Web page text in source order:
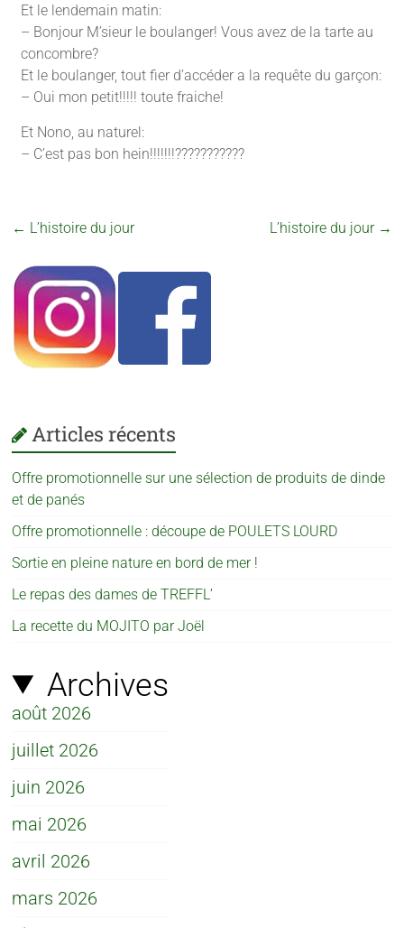
Et le lendemain matin:
– Bonjour M’sieur le boulanger! Vous avez de la tarte au
concombre?
Et le boulanger, tout fier d’accéder a la requête du garçon:
– Oui mon petit!!!!! toute fraiche!
Et Nono, au naturel:
– C’est pas bon hein!!!!!!!???????????
← L’histoire du jour L’histoire du jour →
Articles récents
Offre promotionnelle sur une sélection de produits de dinde
et de panés
Offre promotionnelle : découpe de POULETS LOURD
Sortie en pleine nature en bord de mer !
Le repas des dames de TREFFL’
La recette du MOJITO par Joël
Archives
août 2026
juillet 2026
juin 2026
mai 2026
avril 2026
mars 2026